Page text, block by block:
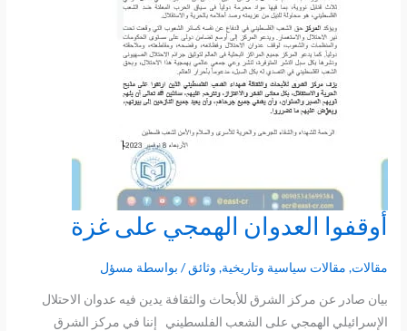
أوقفوا العدوان الهمجي على غزة
مقالات, مقالات سياسية وتاريخية, وثائق/ بواسطة مسؤل
بيان صادر عن مركز الشرق للأبحاث والثقافة يدين فيه عدوان الاحتلال
الإسرائيلي الهمجي على الشعب الفلسطيني إننا في مركز الشرق
أوقفوا
العدوان
الهمجي
غزة